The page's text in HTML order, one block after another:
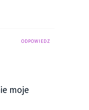
ODPOWIEDZ
moje